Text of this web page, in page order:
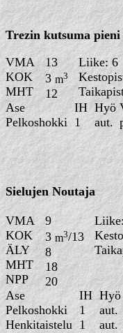
Trezin kutsuma
VMA
KOK
MHT
13
3 m3
12
Liike: 6
Ase
Pelkoshokki
IH
1
Hyö
aut.
Sielujen Noutaja
VMA
KOK
ÄLY
MHT
NPP
9
3 m3/13
8
18
20
Ase
Pelkoshokki
Henkitaistelu
IH
1
1
Hyö
aut.
aut.